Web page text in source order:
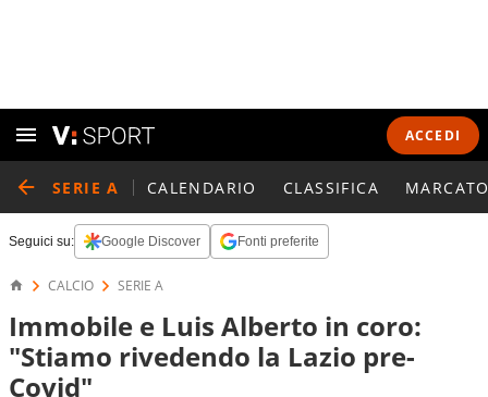
ACCEDI
SERIE A CALENDARIO CLASSIFICA
Seguici su: Google Discover Fonti preferite
CALCIO SERIE A
Immobile e Luis Alberto in coro:
"Stiamo rivedendo la Lazio pre-
Covid"